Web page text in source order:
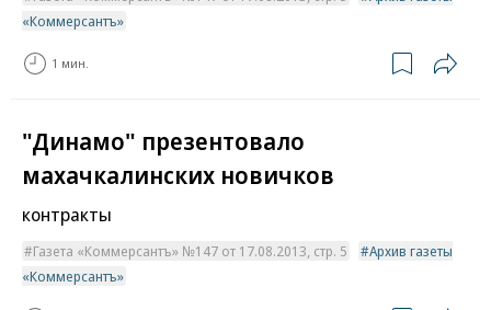
«Коммерсантъ»
1 мин.
"Динамо" презентовало
махачкалинских новичков
контракты
Газета «Коммерсантъ» №147 от 17.08.2013, стр. 5
Архив газеты
«Коммерсантъ»